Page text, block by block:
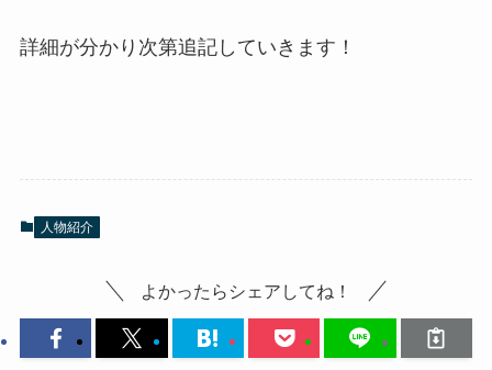
詳細が分かり次第追記していきます！
人物紹介
よかったらシェアしてね！